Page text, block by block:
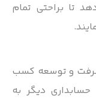
تا براحتی تمام
و توسعه کسب
دیگر به